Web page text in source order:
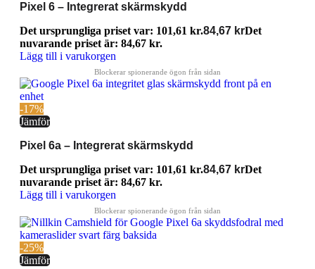
Pixel 6 – Integrerat skärmskydd
Det ursprungliga priset var: 101,61 kr.84,67 krDet
nuvarande priset är: 84,67 kr.
Lägg till i varukorgen
-17%
Jämför
Pixel 6a – Integrerat skärmskydd
Det ursprungliga priset var: 101,61 kr.84,67 krDet
nuvarande priset är: 84,67 kr.
Lägg till i varukorgen
-25%
Jämför